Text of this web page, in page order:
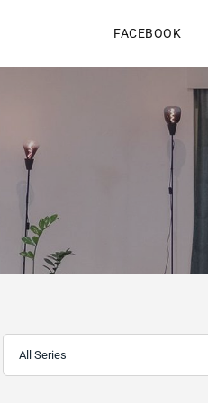
FACEBOOK